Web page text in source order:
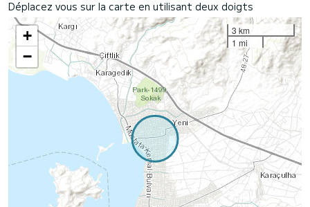
Déplacez vous sur la carte en utilisant deux doigts
+
−
3 km
1 mi